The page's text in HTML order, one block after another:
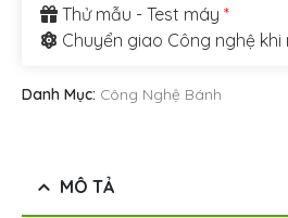
Thử mẫu - Test máy *
Chuyển giao Công nghệ
Danh Mục: Công Nghệ Bánh
MÔ TẢ